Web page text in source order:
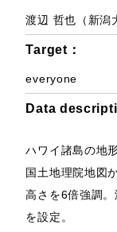
渡辺 哲也（新潟
Target：
everyone
Data
ハワイ諸島の地形
国土地理院地図
高さを6倍強調
を設定。